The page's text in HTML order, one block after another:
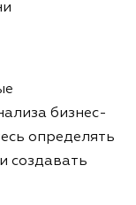
бизнес-
определять
создавать